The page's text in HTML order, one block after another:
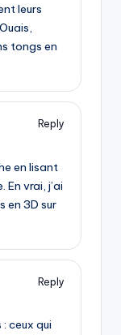
leurs
tongs en
Reply
en lisant
vrai, j’ai
en 3D sur
Reply
ceux qui